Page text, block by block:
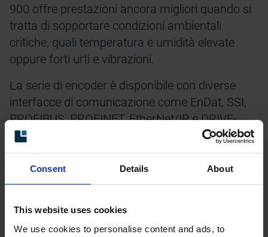
Consent Details About
This website uses cookies
We use cookies to personalise content and ads, to
900 offre prestazioni ancora migliori quando si
tratta di sopportare condizioni ambientali
critiche, quali temperatura e umidità elevate
oppure forti urti e vibrazioni.
La serie di encoder è disponibile con diverse
interfacce di comunicazione come EnDat, SSI,
PROFIBUS, PROFINET, EtherNet/IP e DRIVE-
CLiQ. Inoltre è possibile avere una
combinazione anche con un modulo
incrementale, addizionale. Il tutto, al fine di
ottenere un feedback di velocità affidabile in
La serie comprende anche encoder con sistema